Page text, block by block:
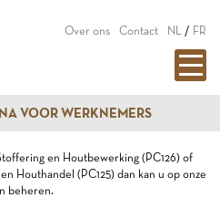
Over ons Contact NL / FR
VOOR WERKNEMERS
en Houtbewerking (PC126) of
Houthandel (PC125) dan kan u op onze
beheren.